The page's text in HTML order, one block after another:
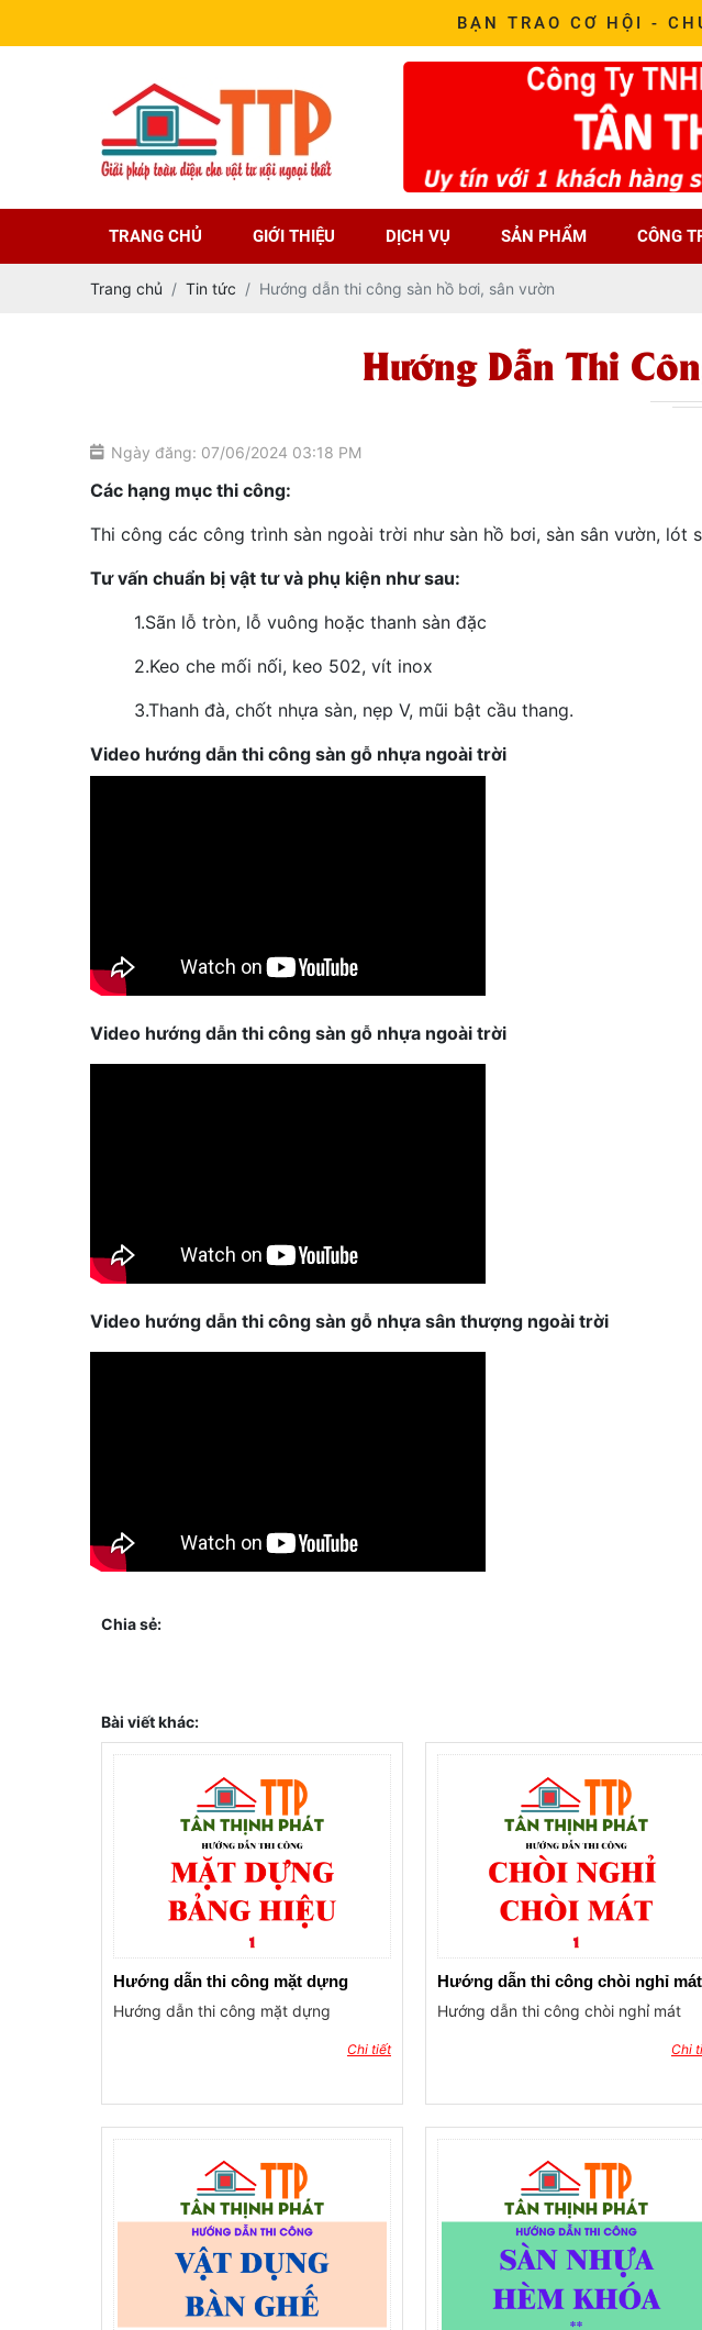
BẠN TRAO CƠ HỘI -
TRANG CHỦ GIỚI THIỆU DỊCH VỤ SẢN PHẨM CÔNG
Trang chủ Tin tức Hướng dẫn thi công sàn hồ bơi, sân vườn
Hướng Dẫn Thi
Ngày đăng: 07/06/2024 03:18 PM
Các hạng mục thi công:
Thi công các công trình sàn ngoài trời như sàn hồ bơi, sàn sân vườn, lót
Tư vấn chuẩn bị vật tư và phụ kiện như sau:
1.Sãn lỗ tròn, lỗ vuông hoặc thanh sàn đặc
2.Keo che mối nối, keo 502, vít inox
3.Thanh đà, chốt nhựa sàn, nẹp V, mũi bật cầu thang.
Video hướng dẫn thi công sàn gỗ nhựa ngoài trời
Video hướng dẫn thi công sàn gỗ nhựa ngoài trời
Video hướng dẫn thi công sàn gỗ nhựa sân thượng ngoài trời
Chia sẻ:
Bài viết khác:
Hướng dẫn thi công mặt dựng
Hướng dẫn thi công mặt dựng
Chi tiết
Hướng dẫn thi công chòi nghỉ mát
Hướng dẫn thi công chòi nghỉ mát
Chi